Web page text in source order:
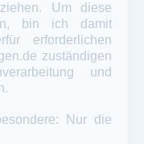
Um diese
bin ich damit
erforderlichen
zuständigen
und
Nur die